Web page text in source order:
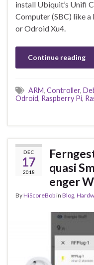
install Ubiquit’s Unifi
Computer (SBC) like
or Odroid Xu4.
Continue reading
ARM, Controller,
Odroid, Raspberry Pi,
DEC
17
2018
quasi
enger
ByHiScoreBobin Blog